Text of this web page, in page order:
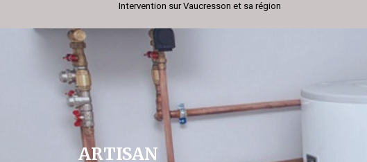
Intervention sur Vaucresson et sa région
ARTISAN